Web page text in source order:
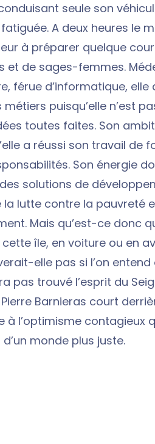
seule son
A deux heures le
à préparer quelque
et de sages-femmes.
férue d’informatique, elle
puisqu’elle n’est
toutes faites. Son
a réussi son travail de
Son énergie
solutions de
la lutte contre la pauvreté
Mais qu’est-ce donc
cette île, en voiture ou en
elle pas si l’on
pas trouvé l’esprit du
Barnieras court
à l’optimisme contagieux
monde plus juste.